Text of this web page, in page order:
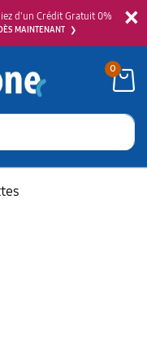
×
d'un Crédit Gratuit 0%
MAINTENANT
0